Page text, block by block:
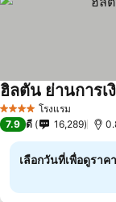
4 ดาว โรงแรม
ฮิลตัน ย่านการ
7.9 ดี 16,289
เลือกวันที่เพื่อดูรา